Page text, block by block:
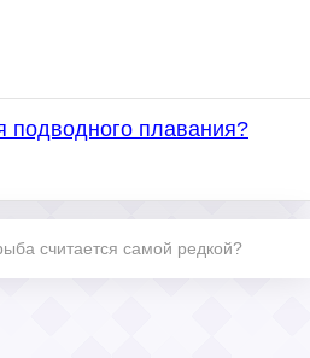
подводного плавания?
считается самой редкой?